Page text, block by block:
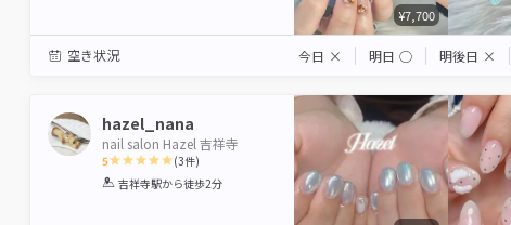
¥7,700
空き状況 今日 × 明日 ◯ 明後日 ×
hazel_nana
nail salon Hazel 吉祥寺
5
1 2 3 4 5
(3件)
吉祥寺駅から徒歩2分